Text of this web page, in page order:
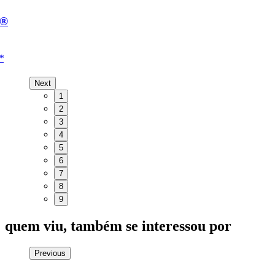
Next
1
2
3
4
5
6
7
8
9
quem viu, também se interessou por
Previous